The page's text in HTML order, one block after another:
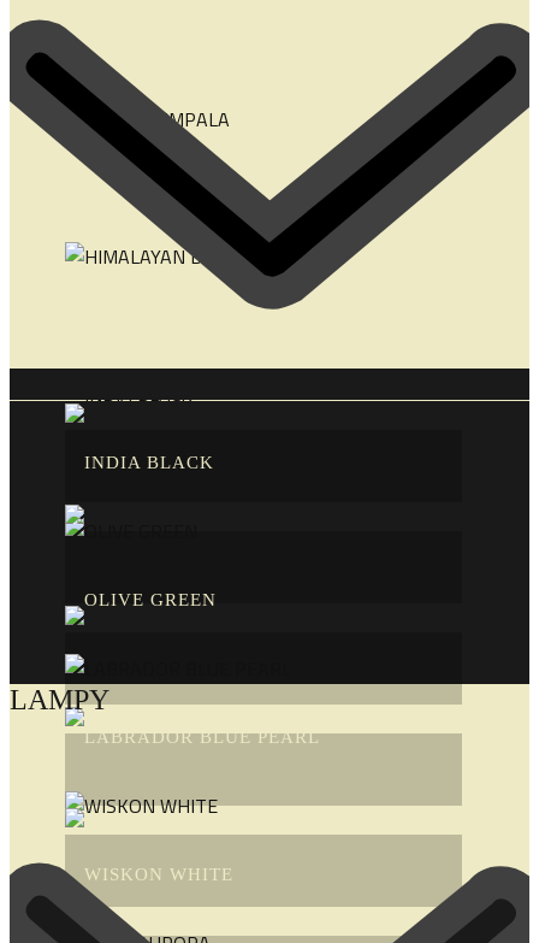
TAN BROWN
AFRICAN IMPALA
INDIA BLACK
OLIVE GREEN
LABRADOR BLUE PEARL
WISKON WHITE
LAMPY